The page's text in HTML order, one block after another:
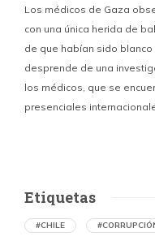
Los médicos de Gaza
con una única herida de
de que habían sido
desprende de una
los médicos, que se
presenciales
Etiquetas
#CHILE